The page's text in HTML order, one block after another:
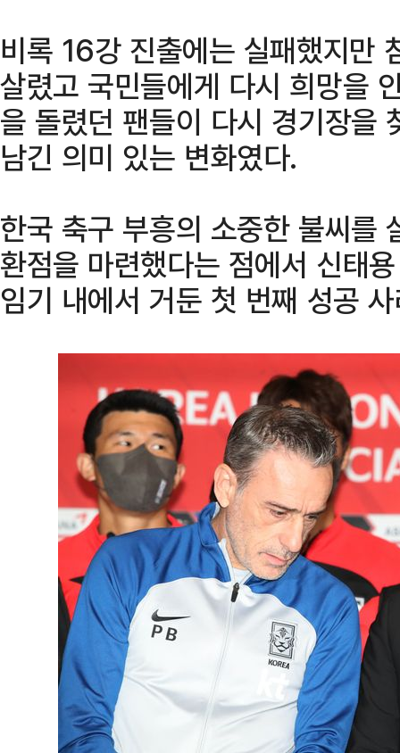
비록 16강 진출에는 실패했지만
살렸고 국민들에게 다시 희망을
을 돌렸던 팬들이 다시 경기장을
남긴 의미 있는 변화였다.
한국 축구 부흥의 소중한 불씨를
환점을 마련했다는 점에서 신태
임기 내에서 거둔 첫 번째 성공